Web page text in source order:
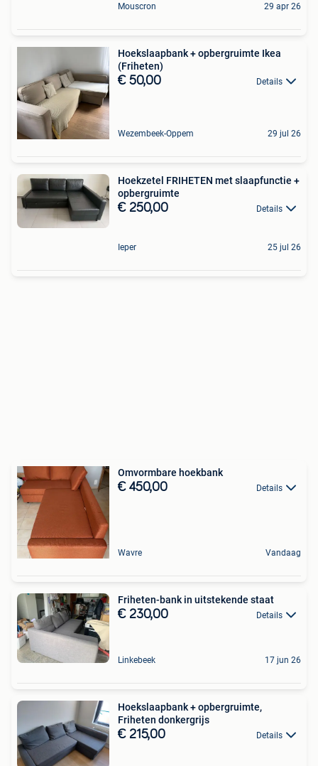
Mouscron 29 apr 26
Hoekslaapbank + opbergruimte Ikea
(Friheten)
€ 50,00 Details
Wezembeek-Oppem 29 jul 26
Hoekzetel FRIHETEN met slaapfunctie +
opbergruimte
€ 250,00 Details
Ieper 25 jul 26
Omvormbare hoekbank
€ 450,00 Details
Wavre Vandaag
Friheten-bank in uitstekende staat
€ 230,00 Details
Linkebeek 17 jun 26
Hoekslaapbank + opbergruimte,
Friheten donkergrijs
€ 215,00 Details